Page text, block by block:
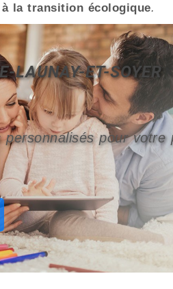
la transition écologique.
ET-SOYER
pour votre